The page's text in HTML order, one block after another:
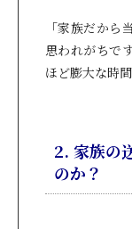
「家族だから
思われがちで
ほど膨大な時
2. 家族の
のか？